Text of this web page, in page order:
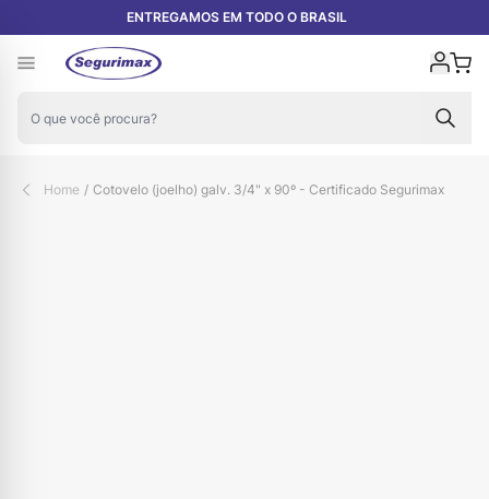
Pular para o conteúdoENTREGAMOS EM TODO O BRASIL
Home / Cotovelo (joelho) galv. 3/4" x 90º - Certificado Segurimax